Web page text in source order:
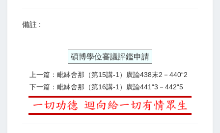
備註 :
碩博學位審議評鑑申請
上一篇：毗缽舍那（第15講-1）廣論438末2－440“2
下一篇：毗缽舍那（第16講-1）廣論441“3－442“5